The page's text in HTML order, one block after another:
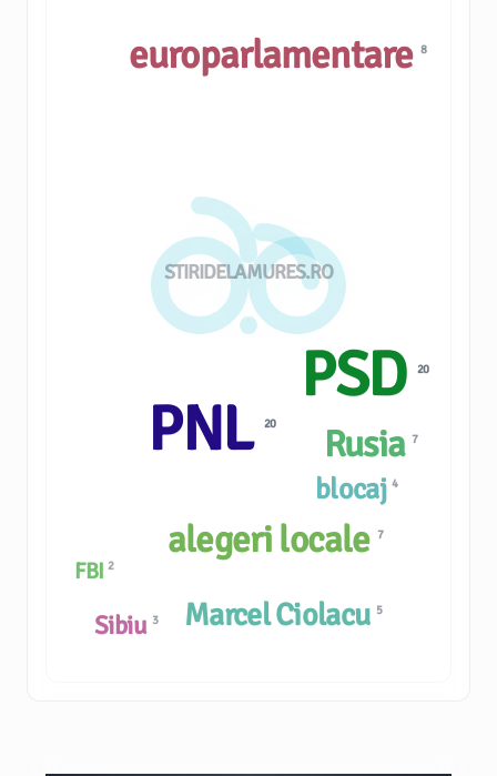
STIRIDELAMURES.RO
FBI 2
alegeri locale 7
PSD20
PNL20
Marcel Ciolacu 5
europarlamentare8
blocaj4
Rusia7
Sibiu 3